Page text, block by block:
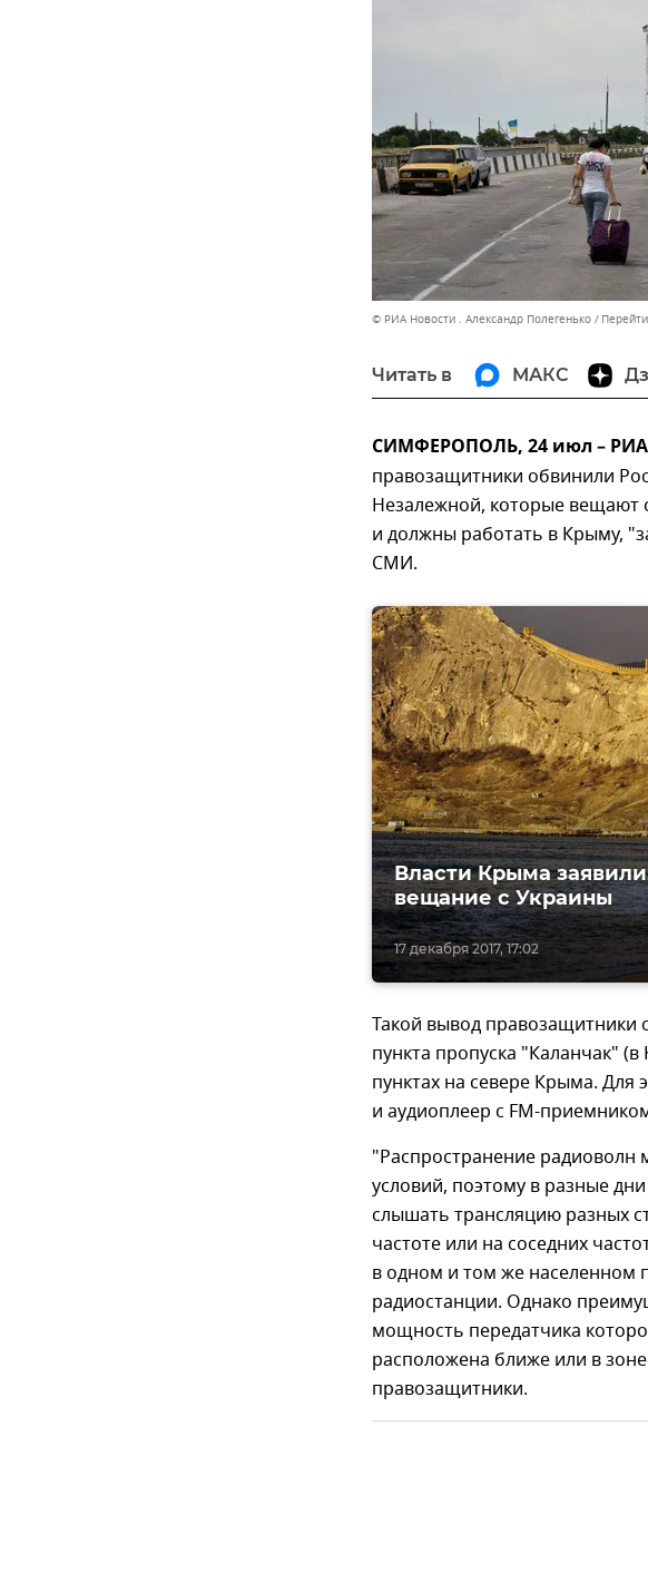
© РИА Новости . Александр Полегенько
Читать в МАКС
СИМФЕРОПОЛЬ, 24 июл –
правозащитники обвинили
Незалежной, которые вещают
и должны работать в Крыму,
СМИ.
17 декабря 2017, 17:02
Власти Крыма
вещание с Украины
Такой вывод правозащитники
пункта пропуска "Каланчак"
пунктах на севере Крыма. Для
и аудиоплеер с FM-
"Распространение радиоволн
условий, поэтому в разные
слышать трансляцию разных
частоте или на соседних
в одном и том же населенном
радиостанции. Однако
мощность передатчика
расположена ближе или в
правозащитники.